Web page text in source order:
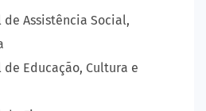
Assistência Social,
Educação, Cultura e